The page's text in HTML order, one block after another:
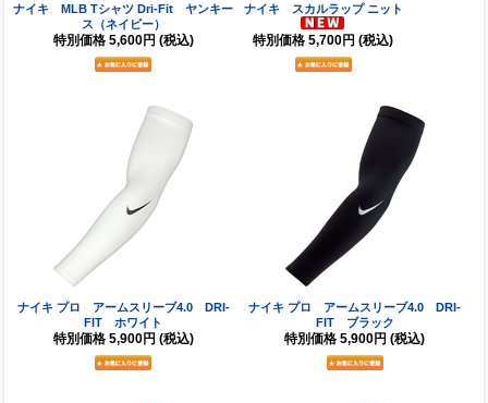
ナイキ MLB Tシャツ Dri-Fit ヤンキー
ス（ネイビー）
特別価格 5,600円 (税込)
ナイキ スカルラップ ニット
特別価格 5,700円 (税込)
ナイキ プロ アームスリーブ4.0 DRI-
FIT ホワイト
特別価格 5,900円 (税込)
ナイキ プロ アームスリーブ4.0 DRI-
FIT ブラック
特別価格 5,900円 (税込)